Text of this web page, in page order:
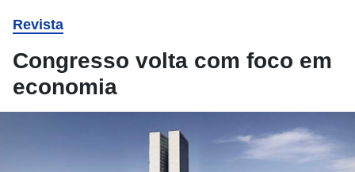
Revista
Congresso volta com foco em
economia